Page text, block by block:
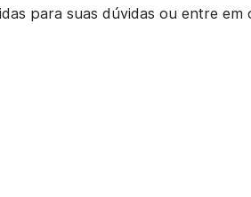
para suas dúvidas ou entre